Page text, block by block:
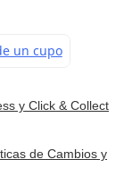
y Click & Collect
de Cambios y